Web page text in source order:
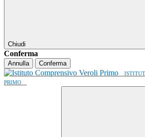
Chiudi
Conferma
Annulla Conferma
PRIMO